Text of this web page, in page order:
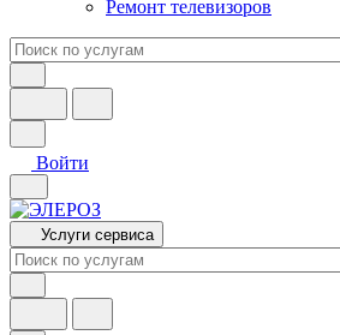
Ремонт телевизоров
Войти
Услуги сервиса